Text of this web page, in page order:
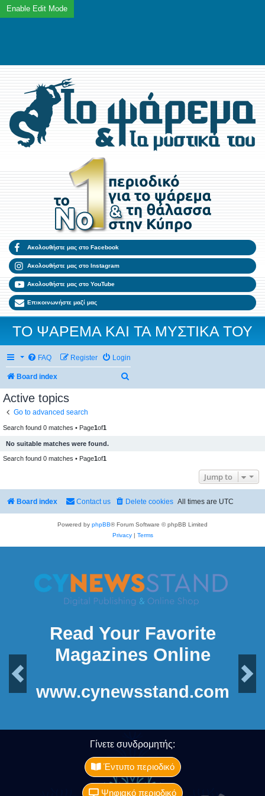
Ακολουθήστε μας στο Facebook
Ακολουθήστε μας στο Instagram
Ακολουθήστε μας στο YouTube
Επικοινωνήστε μαζί μας
ΤΟ ΨΑΡΕΜΑ ΚΑΙ ΤΑ ΜΥΣΤΙΚΑ ΤΟΥ
FAQ Login
Register
Board index
Active topics
Go to advanced search
Search found 0 matches • Page1of1
No suitable matches were found.
Search found 0 matches • Page1of1
Jump to
Board index All times are UTC
Delete cookies
Contact us
Powered by phpBB® Forum Software © phpBB Limited
Privacy| Terms
Read Your Favorite
Magazines Online
Next
www.cynewsstand.com
Γίνετε συνδρομητής:
Έντυπο περιοδικό
Ψηφιακό περιοδικό